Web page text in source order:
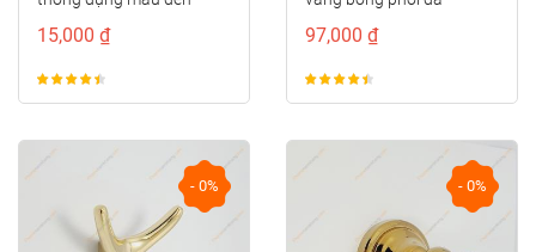
15,000 ₫ 97,000 ₫
- 0% - 0%